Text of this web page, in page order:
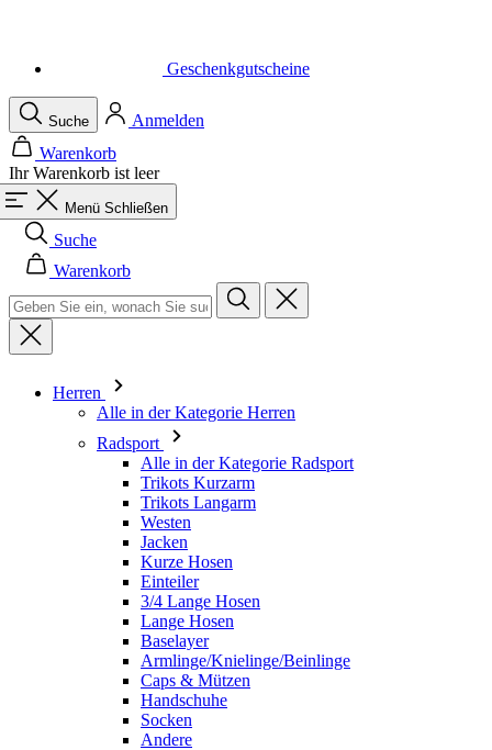
Geschenkgutscheine
Suche
Anmelden
Warenkorb
Ihr Warenkorb ist leer
Menü Schließen
Suche
Warenkorb
Herren
Alle in der Kategorie Herren
Radsport
Alle in der Kategorie Radsport
Trikots Kurzarm
Trikots Langarm
Westen
Jacken
Kurze Hosen
Einteiler
3/4 Lange Hosen
Lange Hosen
Baselayer
Armlinge/Knielinge/Beinlinge
Caps & Mützen
Handschuhe
Socken
Andere